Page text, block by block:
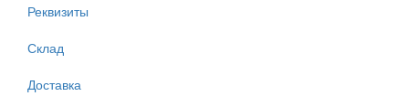
Реквизиты
Склад
Доставка